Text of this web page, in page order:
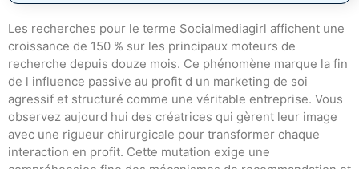
Les recherches pour le terme Socialmediagirl affichent une
croissance de 150 % sur les principaux moteurs de
recherche depuis douze mois. Ce phénomène marque la fin
de l influence passive au profit d un marketing de soi
agressif et structuré comme une véritable entreprise. Vous
observez aujourd hui des créatrices qui gèrent leur image
avec une rigueur chirurgicale pour transformer chaque
interaction en profit. Cette mutation exige une